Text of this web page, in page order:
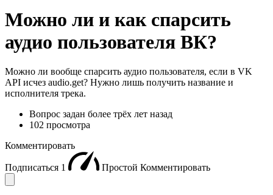
Можно ли и как спарсить
аудио пользователя ВК?
Можно ли вообще спарсить аудио пользователя, если в VK
API исчез audio.get? Нужно лишь получить название и
исполнителя трека.
Вопрос задан более трёх лет назад
102 просмотра
Комментировать
Подписаться 1 Простой Комментировать